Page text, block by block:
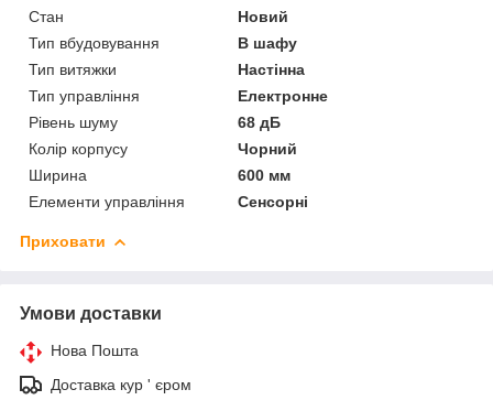
Стан
Новий
Тип вбудовування
В шафу
Тип витяжки
Настінна
Тип управління
Електронне
Рівень шуму
68 дБ
Колір корпусу
Чорний
Ширина
600 мм
Елементи управління
Сенсорні
Приховати
Умови доставки
Нова Пошта
Доставка кур ' єром